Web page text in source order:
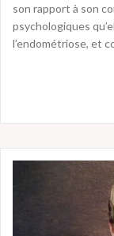
son rapport à son
psychologiques
l’endométriose, et